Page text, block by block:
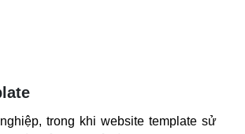
trong khi website template sử